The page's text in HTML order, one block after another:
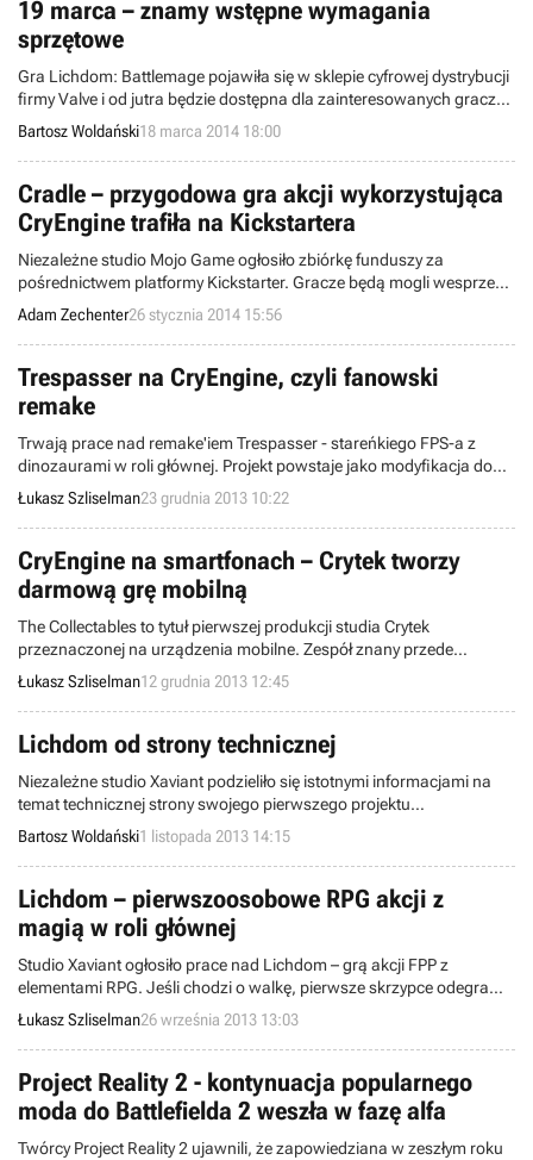
19 marca – znamy wstępne wymagania
sprzętowe
Gra Lichdom: Battlemage pojawiła się w sklepie cyfrowej dystrybucji
firmy Valve i od jutra będzie dostępna dla zainteresowanych graczy
w ramach wczesnego dostępu Steam. Poznaliśmy również daty
wydania poszczególnych wersji, w tym finalnej, oraz wymagania
sprzętowe tej obiecującej produkcji FPP.
Bartosz Woldański18 marca 2014 18:00
Cradle – przygodowa gra akcji wykorzystująca
CryEngine trafiła na Kickstartera
Niezależne studio Mojo Game ogłosiło zbiórkę funduszy za
pośrednictwem platformy Kickstarter. Gracze będą mogli wesprzeć
Cradle – pierwszy projekt młodego zespołu. Będzie to przygodowa
gra akcji z elementami RPG, której premierę zaplanowano na rok
2015.
Adam Zechenter26 stycznia 2014 15:56
Trespasser na CryEngine, czyli fanowski
remake
Trwają prace nad remake'iem Trespasser - stareńkiego FPS-a z
dinozaurami w roli głównej. Projekt powstaje jako modyfikacja do
gry Crysis, a więc wykorzysta technologię CryEngine 2. Zobacz, jak
mod wypada na tle oryginału.
Łukasz Szliselman23 grudnia 2013 10:22
CryEngine na smartfonach – Crytek tworzy
darmową grę mobilną
The Collectables to tytuł pierwszej produkcji studia Crytek
przeznaczonej na urządzenia mobilne. Zespół znany przede
wszystkim z FPS-ów formatu AAA stworzy darmową strzelaninę
taktyczną, w której gracz pokieruje czteroosobowym oddziałem.
Produkcję napędzać ma technologia CryEngine.
Łukasz Szliselman12 grudnia 2013 12:45
Lichdom od strony technicznej
Niezależne studio Xaviant podzieliło się istotnymi informacjami na
temat technicznej strony swojego pierwszego projektu
zatytułowanego Lichdom. Gra, która powstaje we współpracy np. z
amerykańskim koncernem AMD, będzie wykorzystywać najnowsze
technologie.
Bartosz Woldański1 listopada 2013 14:15
Lichdom – pierwszoosobowe RPG akcji z
magią w roli głównej
Studio Xaviant ogłosiło prace nad Lichdom – grą akcji FPP z
elementami RPG. Jeśli chodzi o walkę, pierwsze skrzypce odegra
magia z systemem tworzenia własnych zaklęć na czele.
Korzystająca z technologii CryEngine 3 produkcja ukaże się
wyłącznie na PC.
Łukasz Szliselman26 września 2013 13:03
Project Reality 2 - kontynuacja popularnego
moda do Battlefielda 2 weszła w fazę alfa
Twórcy Project Reality 2 ujawnili, że zapowiedziana w zeszłym roku